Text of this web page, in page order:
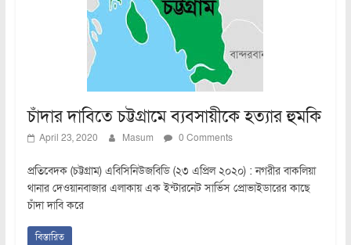
চাঁদার দাবিতে চট্টগ্রামে ব্যবসায়ীকে হত্যার হুমকি
April 23, 2020 Masum 0 Comments
প্রতিবেদক (চট্টগ্রাম) এবিসিনিউজবিডি (২৩ এপ্রিল ২০২০) : নগরীর বাকলিয়া
থানার দেওয়ানবাজার এলাকায় এক ইন্টারনেট সার্ভিস প্রোভাইডারের কাছে
চাঁদা দাবি করে
বিস্তারিত